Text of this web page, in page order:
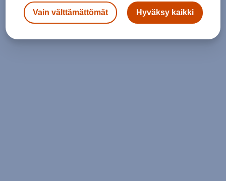
Vain välttämättömät Hyväksy kaikki